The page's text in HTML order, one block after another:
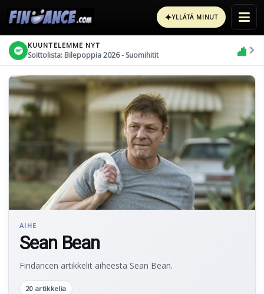
✦YLLÄTÄ MINUT
KUUNTELEMME NYT
Soittolista: Bilepoppia 2026 - Suomihitit
AIHE
Sean Bean
Findancen artikkelit aiheesta Sean Bean.
20 artikkelia